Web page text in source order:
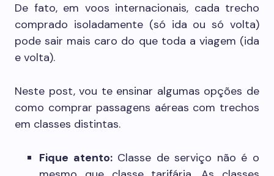
De fato, em voos internacionais, cada trecho
comprado isoladamente (só ida ou só volta)
pode sair mais caro do que toda a viagem (ida
e volta).
Neste post, vou te ensinar algumas opções de
como comprar passagens aéreas com trechos
em classes distintas.
Fique atento:Classe de serviço não é o